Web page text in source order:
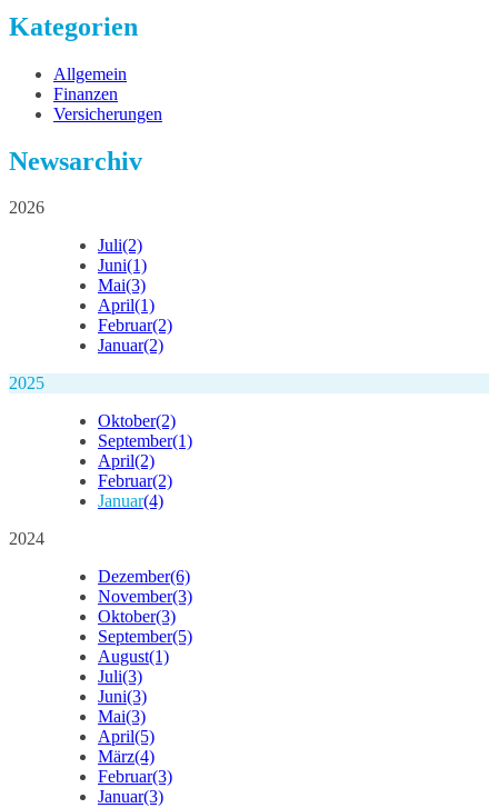
Kategorien
Allgemein
Finanzen
Versicherungen
Newsarchiv
2026
Juli(2)
Juni(1)
Mai(3)
April(1)
Februar(2)
Januar(2)
2025
Oktober(2)
September(1)
April(2)
Februar(2)
Januar(4)
2024
Dezember(6)
November(3)
Oktober(3)
September(5)
August(1)
Juli(3)
Juni(3)
Mai(3)
April(5)
März(4)
Februar(3)
Januar(3)